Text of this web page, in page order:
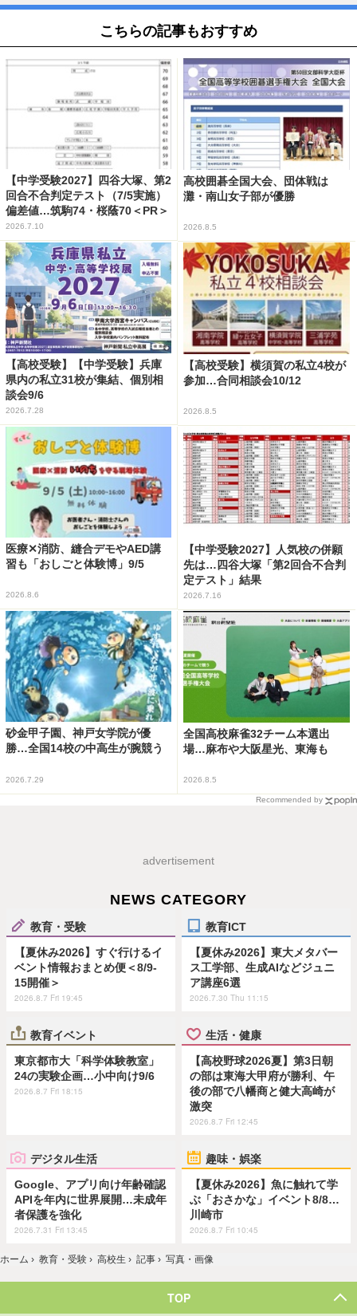
こちらの記事もおすすめ
【中学受験2027】四谷大塚、第2
回合不合判定テスト（7/5実施）
偏差値…筑駒74・桜蔭70＜PR＞
2026.7.10
高校囲碁全国大会、団体戦は
灘・南山女子部が優勝
2026.8.5
【高校受験】【中学受験】兵庫
県内の私立31校が集結、個別相
談会9/6
2026.7.28
【高校受験】横須賀の私立4校が
参加…合同相談会10/12
2026.8.5
医療✕消防、縫合デモやAED講
習も「おしごと体験博」9/5
2026.8.6
【中学受験2027】人気校の併願
先は…四谷大塚「第2回合不合判
定テスト」結果
2026.7.16
砂金甲子園、神戸女学院が優
勝…全国14校の中高生が腕競う
2026.7.29
全国高校麻雀32チーム本選出
場…麻布や大阪星光、東海も
2026.8.5
Recommended by
advertisement
NEWS CATEGORY
教育・受験
【夏休み2026】すぐ行けるイ
ベント情報おまとめ便＜8/9-
15開催＞
2026.8.7 Fri 19:45
教育ICT
【夏休み2026】東大メタバー
ス工学部、生成AIなどジュニ
ア講座6選
2026.7.30 Thu 11:15
教育イベント
東京都市大「科学体験教室」
24の実験企画…小中向け9/6
2026.8.7 Fri 18:15
生活・健康
【高校野球2026夏】第3日朝
の部は東海大甲府が勝利、午
後の部で八幡商と健大高崎が
激突
2026.8.7 Fri 12:45
デジタル生活
Google、アプリ向け年齢確認
APIを年内に世界展開…未成年
者保護を強化
2026.7.31 Fri 13:45
趣味・娯楽
【夏休み2026】魚に触れて学
ぶ「おさかな」イベント8/8…
川崎市
2026.8.7 Fri 10:45
ホーム › 教育・受験 › 高校生 › 記事 › 写真・画像
TOP